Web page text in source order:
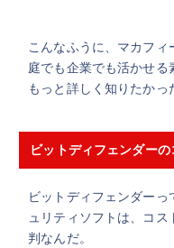
こんなふうに、マカフ
庭でも企業でも活かせる
もっと詳しく知りたかっ
ビットディフェンダー
ビットディフェンダー
ュリティソフトは、コ
判なんだ。